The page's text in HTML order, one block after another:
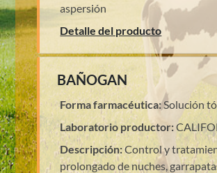
aspersión
Detalle del producto
BAÑOGAN
Forma farmacéutica:Solución
Laboratorio productor:
Descripción:Control y
prolongado de nuches,